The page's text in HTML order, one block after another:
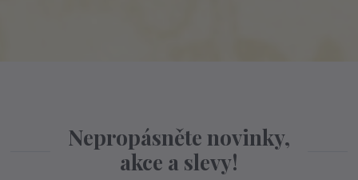
Nepropásněte novinky,
akce a slevy!